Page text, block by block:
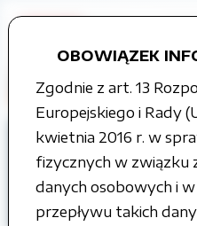
OBOWIĄZEK
Zgodnie z art. 13
Europejskiego i Rady
kwietnia 2016 r. w
fizycznych w związku
danych osobowych i
przepływu takich
Strona główna
Organy władzy
Rada Powiatu
VII kadencja